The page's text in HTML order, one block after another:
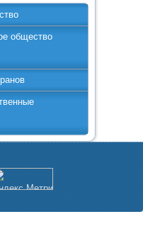
общество